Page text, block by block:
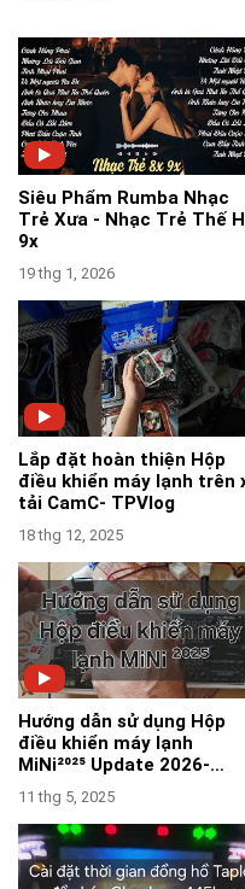
Siêu Phẩm Rumba Nhạc
Trẻ Xưa - Nhạc Trẻ Thế
9x
19 thg 1, 2026
Lắp đặt hoàn thiện Hộp
điều khiển máy lạnh trên
tải CamC- TPVlog
18 thg 12, 2025
Hướng dẫn sử dụng Hộp
điều khiển máy lạnh
MiNi²⁰²⁵ Update 2026-
TPVlog
11 thg 5, 2025